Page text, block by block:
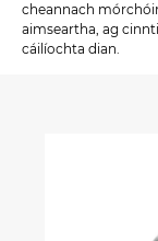
cheannach
aimseartha, ag
cáilíochta dian.